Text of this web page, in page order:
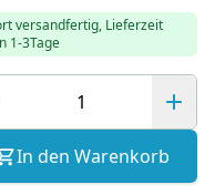
versandfertig, Lieferzeit
1-3Tage
In den Warenkorb